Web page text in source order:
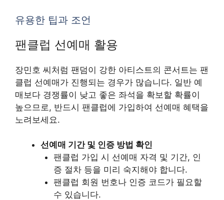
유용한 팁과 조언
팬클럽 선예매 활용
장민호 씨처럼 팬덤이 강한 아티스트의 콘서트는 팬
클럽 선예매가 진행되는 경우가 많습니다. 일반 예
매보다 경쟁률이 낮고 좋은 좌석을 확보할 확률이
높으므로, 반드시 팬클럽에 가입하여 선예매 혜택을
노려보세요.
선예매 기간 및 인증 방법 확인
팬클럽 가입 시 선예매 자격 및 기간, 인
증 절차 등을 미리 숙지해야 합니다.
팬클럽 회원 번호나 인증 코드가 필요할
수 있습니다.